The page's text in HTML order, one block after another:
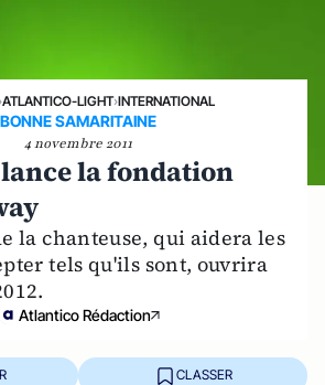
›ATLANTICO-LIGHT›INTERNATIONAL
BONNE SAMARITAINE
4 novembre 2011
la fondation
la chanteuse, qui aidera les
tels qu'ils sont, ouvrira
Atlantico Rédaction
CLASSER